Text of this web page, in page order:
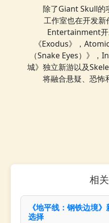
除了Giant Skull的
工作室也在开发
Entertainment
《Exodus》，
（Snake Eyes）》，
城》独立新游以及
将融合悬疑、恐怖
相
《地平线：钢铁边境
选择